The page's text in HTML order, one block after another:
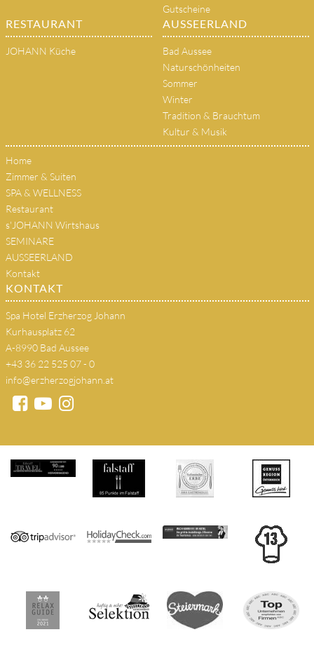
Gutscheine
RESTAURANT
JOHANN Küche
AUSSEERLAND
Bad Aussee
Naturschönheiten
Sommer
Winter
Tradition & Brauchtum
Kultur & Musik
Home
Zimmer & Suiten
SPA & WELLNESS
Restaurant
s'JOHANN Wirtshaus
SEMINARE
AUSSEERLAND
Kontakt
KONTAKT
Spa Hotel Erzherzog Johann
Kurhausplatz 62
A-8990 Bad Aussee
+43 36 22 525 07 - 0
info@erzherzogjohann.at